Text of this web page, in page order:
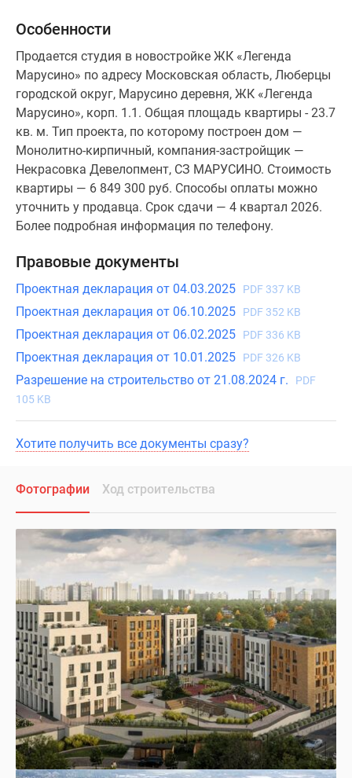
Особенности
Продается студия в новостройке ЖК «Легенда
Марусино» по адресу Московская область, Люберцы
городской округ, Марусино деревня, ЖК «Легенда
Марусино», корп. 1.1. Общая площадь квартиры - 23.7
кв. м. Тип проекта, по которому построен дом —
Монолитно-кирпичный, компания-застройщик —
Некрасовка Девелопмент, СЗ МАРУСИНО. Стоимость
квартиры — 6 849 300 руб. Способы оплаты можно
уточнить у продавца. Срок сдачи — 4 квартал 2026.
Более подробная информация по телефону.
Правовые документы
Проектная декларация от 04.03.2025 PDF 337 KB
Проектная декларация от 06.10.2025 PDF 352 KB
Проектная декларация от 06.02.2025 PDF 336 KB
Проектная декларация от 10.01.2025 PDF 326 KB
Разрешение на строительство от 21.08.2024 г.
PDF
105 KB
Хотите получить все документы сразу?
Фотографии Ход строительства